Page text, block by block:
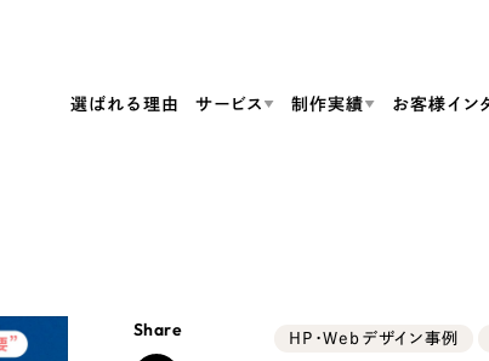
選ばれる理由 サービス 制作実績
全国1,400社以上の支援実績の中か
コーポレ
求人・採
お客様イン
可能性をひらくデザインで
リーピーによるお役立ち情報をご紹介し
お役立
HP・Webデザイン事例
Share